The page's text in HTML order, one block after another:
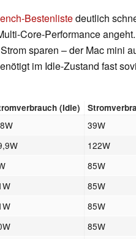
Bestenlistedeutlich
Core-Performance
sparen – der Mac mini
im Idle-Zustand fast
(Idle)
39W
122W
85W
85W
85W
85W